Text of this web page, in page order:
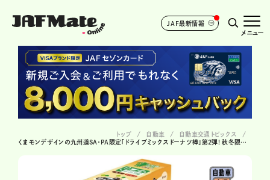
JAF最新情報
メニュー
トップ 自動車
自動車交通トピックス
くまモンデザインの九州道SA・PA限定「ドライブミックスドーナツ棒」第2弾! 秋冬限定「珈琲」& 「あまおう苺」が登場